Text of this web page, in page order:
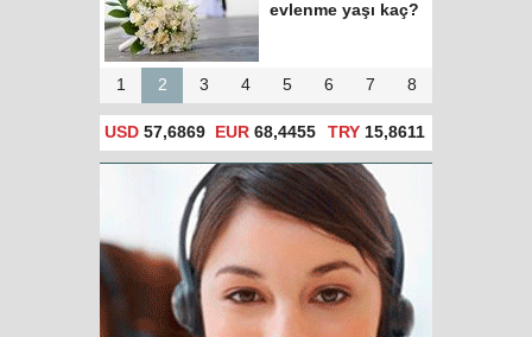
Türkler içini
açamayacak"
1 2 3 4 5 6 7 8
USD 57,6869 EUR 68,4455 TRY 15,8611